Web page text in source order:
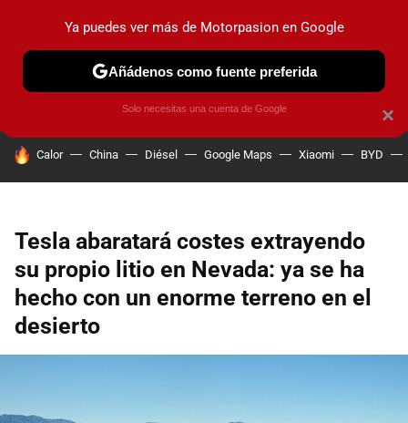
PRUEBAS COCHES ELÉCTRICOS OBSERVATORIO
HOY SE HABLA DE
Calor China Diésel Google Maps Xiaomi BYD
Tesla abaratará costes extrayendo
su propio litio en Nevada: ya se ha
hecho con un enorme terreno en el
desierto
×
Ya puedes ver más de Motorpasion en Google
Añádenos como fuente preferida
Solo necesitas una cuenta de Google